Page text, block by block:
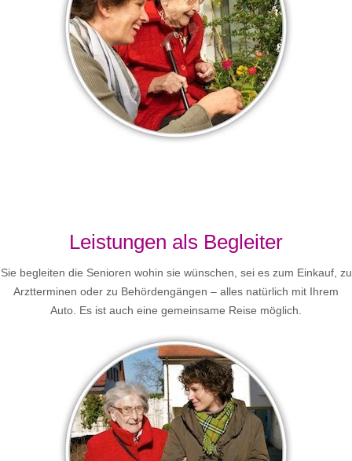
Leistungen als Begleiter
Sie begleiten die Senioren wohin sie wünschen, sei es zum Einkauf, zu
Arztterminen oder zu Behördengängen – alles natürlich mit Ihrem
Auto. Es ist auch eine gemeinsame Reise möglich.